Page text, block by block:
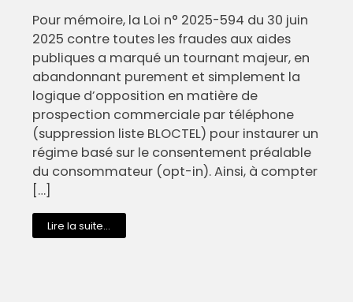
Pour mémoire, la Loi n° 2025-594 du 30 juin
2025 contre toutes les fraudes aux aides
publiques a marqué un tournant majeur, en
abandonnant purement et simplement la
logique d’opposition en matière de
prospection commerciale par téléphone
(suppression liste BLOCTEL) pour instaurer un
régime basé sur le consentement préalable
du consommateur (opt-in). Ainsi, à compter
[…]
Lire la suite...